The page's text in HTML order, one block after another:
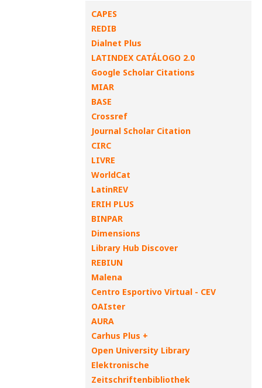
CAPES
REDIB
Dialnet Plus
LATINDEX CATÁLOGO 2.0
Google Scholar Citations
MIAR
BASE
Crossref
Journal Scholar Citation
CIRC
LIVRE
WorldCat
LatinREV
ERIH PLUS
BINPAR
Dimensions
Library Hub Discover
REBIUN
Malena
Centro Esportivo Virtual - CEV
OAIster
AURA
Carhus Plus +
Open University Library
Elektronische
Zeitschriftenbibliothek